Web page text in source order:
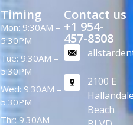
Timing
Mon: 9:30AM –
5:30PM
Tue: 9:30AM –
5:30PM
Wed: 9:30AM –
5:30PM
Thr: 9:30AM –
Contact us
+1 954-
457-8308
2100 E
Beach